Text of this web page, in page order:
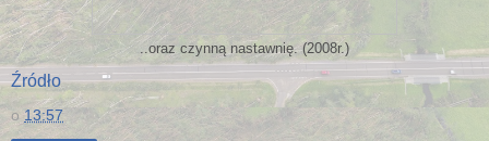
..oraz czynną nastawnię. (2008r.)
Źródło
o 13:57